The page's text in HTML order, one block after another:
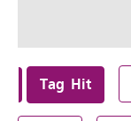
Tag Hit